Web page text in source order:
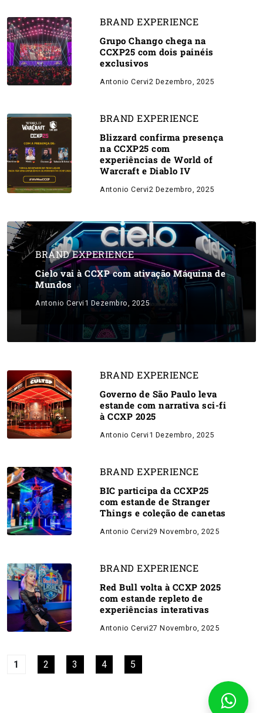
BRAND EXPERIENCE
Grupo Chango chega na
CCXP25 com dois painéis
exclusivos
Antonio Cervi2 Dezembro, 2025
BRAND EXPERIENCE
Blizzard confirma presença
na CCXP25 com
experiências de World of
Warcraft e Diablo IV
Antonio Cervi2 Dezembro, 2025
BRAND EXPERIENCE
Cielo vai à CCXP com ativação Máquina de
Mundos
Antonio Cervi1 Dezembro, 2025
BRAND EXPERIENCE
Governo de São Paulo leva
estande com narrativa sci-fi
à CCXP 2025
Antonio Cervi 1 Dezembro, 2025
BRAND EXPERIENCE
BIC participa da CCXP25
com estande de Stranger
Things e coleção de canetas
Antonio Cervi29 Novembro, 2025
BRAND EXPERIENCE
Red Bull volta à CCXP 2025
com estande repleto de
experiências interativas
Antonio Cervi27 Novembro, 2025
1 2 3 4 5